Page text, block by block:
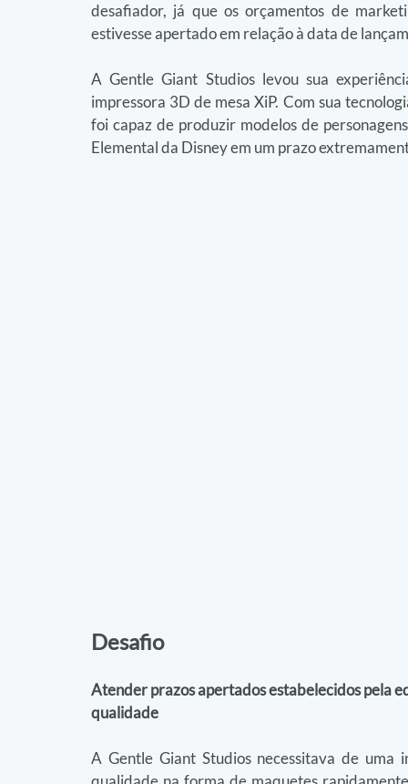
desafiador, já que os orçamentos de
estivesse apertado em relação à data de
A Gentle Giant Studios levou sua
impressora 3D de mesa XiP. Com sua
foi capaz de produzir modelos de
Elemental da Disney em um prazo
Desafio
Atender prazos apertados estabelecidos pela
qualidade
A Gentle Giant Studios necessitava de